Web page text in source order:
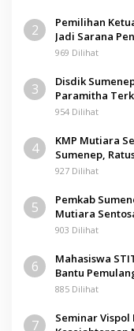
2
Pemilihan
Jadi Sarana
969 Dilihat
3
Disdik
Paramitha
954 Dilihat
4
KMP Mutiara
Sumenep,
927 Dilihat
5
Pemkab
Mutiara
903 Dilihat
6
Mahasiswa
Bantu
885 Dilihat
7
Seminar